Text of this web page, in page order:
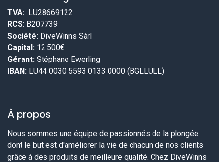
TVA: LU28669122
RCS: B207739
Société: DiveWinns Sàrl
Capital: 12.500€
Gérant: Stéphane Ewerling
IBAN: LU44 0030 5593 0133 0000 (BGLLULL)
À propos
Nous sommes une équipe de passionnés de la plongée
dont le but est d'améliorer la vie de chacun de nos clients
grâce à des produits de meilleure qualité. Chez DiveWinns